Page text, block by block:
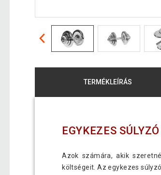
TERMÉKLEÍRÁS
EGYKEZES
Azok számára, akik
költségeit. Az egykezes